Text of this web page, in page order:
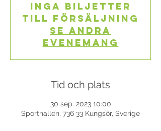
Inga biljetter
till försäljning
Se andra
evenemang
Tid och plats
30 sep. 2023 10:00
Sporthallen, 736 33 Kungsör, Sverige